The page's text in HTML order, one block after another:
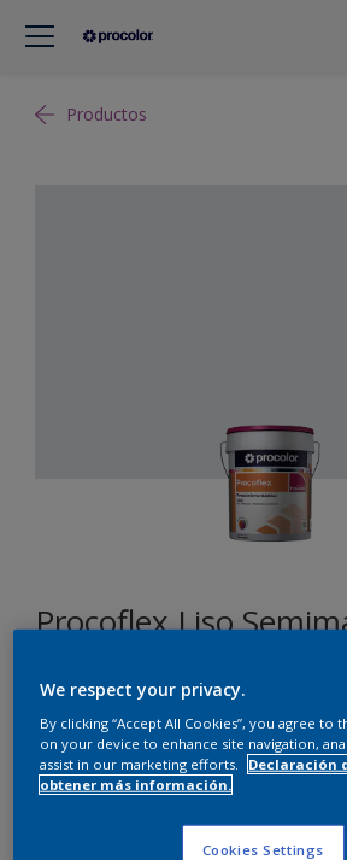
Productos
Procoflex Liso
TN.02.84
Tamaño
We respect your privacy.
By clicking “Accept All Cookies”, you agree to
on your device to enhance site navigation,
assist in our marketing efforts.
Declaración
obtener más información.
Cookies Settings